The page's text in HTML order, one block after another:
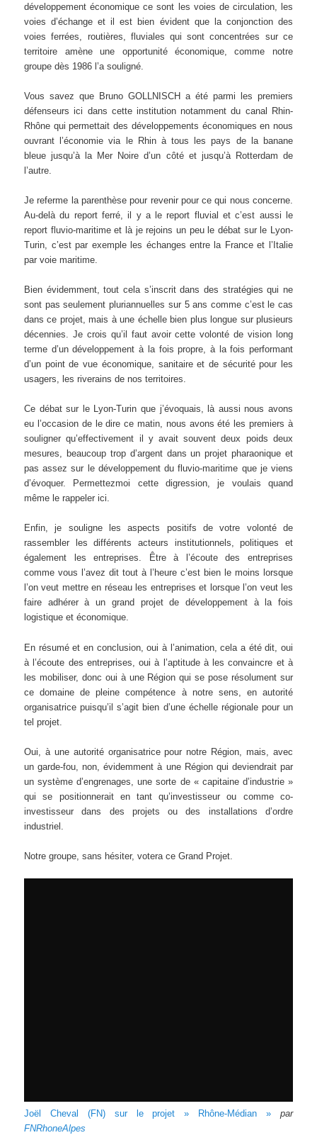
développement économique ce sont les voies de circulation, les
voies d’échange et il est bien évident que la conjonction des
voies ferrées, routières, fluviales qui sont concentrées sur ce
territoire amène une opportunité économique, comme notre
groupe dès 1986 l’a souligné.
Vous savez que Bruno GOLLNISCH a été parmi les premiers
défenseurs ici dans cette institution notamment du canal Rhin-
Rhône qui permettait des développements économiques en nous
ouvrant l’économie via le Rhin à tous les pays de la banane
bleue jusqu’à la Mer Noire d’un côté et jusqu’à Rotterdam de
l’autre.
Je referme la parenthèse pour revenir pour ce qui nous concerne.
Au-delà du report ferré, il y a le report fluvial et c’est aussi le
report fluvio-maritime et là je rejoins un peu le débat sur le Lyon-
Turin, c’est par exemple les échanges entre la France et l’Italie
par voie maritime.
Bien évidemment, tout cela s’inscrit dans des stratégies qui ne
sont pas seulement pluriannuelles sur 5 ans comme c’est le cas
dans ce projet, mais à une échelle bien plus longue sur plusieurs
décennies. Je crois qu’il faut avoir cette volonté de vision long
terme d’un développement à la fois propre, à la fois performant
d’un point de vue économique, sanitaire et de sécurité pour les
usagers, les riverains de nos territoires.
Ce débat sur le Lyon-Turin que j’évoquais, là aussi nous avons
eu l’occasion de le dire ce matin, nous avons été les premiers à
souligner qu’effectivement il y avait souvent deux poids deux
mesures, beaucoup trop d’argent dans un projet pharaonique et
pas assez sur le développement du fluvio-maritime que je viens
d’évoquer. Permettezmoi cette digression, je voulais quand
même le rappeler ici.
Enfin, je souligne les aspects positifs de votre volonté de
rassembler les différents acteurs institutionnels, politiques et
également les entreprises. Être à l’écoute des entreprises
comme vous l’avez dit tout à l’heure c’est bien le moins lorsque
l’on veut mettre en réseau les entreprises et lorsque l’on veut les
faire adhérer à un grand projet de développement à la fois
logistique et économique.
En résumé et en conclusion, oui à l’animation, cela a été dit, oui
à l’écoute des entreprises, oui à l’aptitude à les convaincre et à
les mobiliser, donc oui à une Région qui se pose résolument sur
ce domaine de pleine compétence à notre sens, en autorité
organisatrice puisqu’il s’agit bien d’une échelle régionale pour un
tel projet.
Oui, à une autorité organisatrice pour notre Région, mais, avec
un garde-fou, non, évidemment à une Région qui deviendrait par
un système d’engrenages, une sorte de « capitaine d’industrie »
qui se positionnerait en tant qu’investisseur ou comme co-
investisseur dans des projets ou des installations d’ordre
industriel.
Notre groupe, sans hésiter, votera ce Grand Projet.
Joël Cheval (FN) sur le projet » Rhône-Médian »
par
FNRhoneAlpes